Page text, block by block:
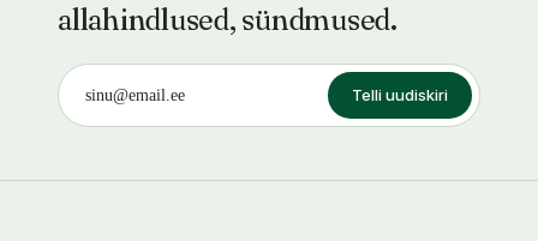
allahindlused, sündmused.
Telli uudiskiri